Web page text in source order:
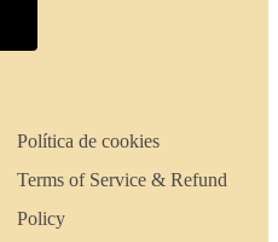
Política de cookies
Terms of Service & Refund
Policy